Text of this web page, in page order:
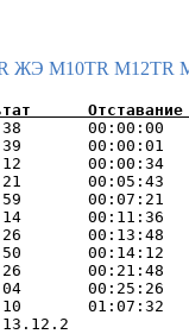
ЖЭ М10TR М12TR